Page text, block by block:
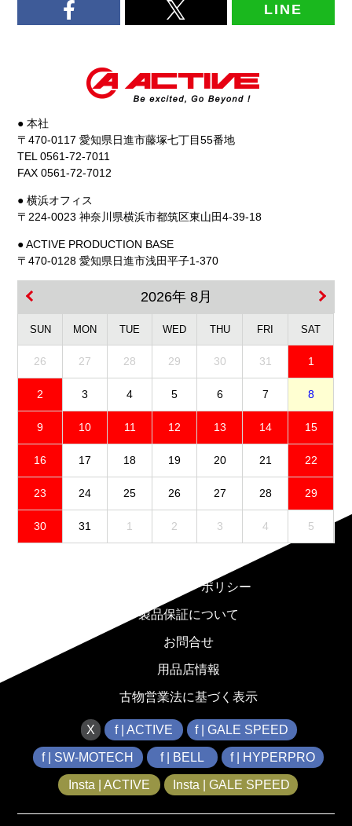
LINE
● 本社
〒470-0117 愛知県日進市藤塚七丁目55番地
TEL 0561-72-7011
FAX 0561-72-7012
● 横浜オフィス
〒224-0023 神奈川県横浜市都筑区東山田4-39-18
● ACTIVE PRODUCTION BASE
〒470-0128 愛知県日進市浅田平子1-370
2026年 8月
SUN MON TUE WED THU FRI SAT
26 27 28 29 30 31 1
2 3 4 5 6 7 8
9 10 11 12 13 14 15
16 17 18 19 20 21 22
23 24 25 26 27 28 29
30 31 1 2 3 4 5
プライバシーポリシー
製品保証について
お問合せ
用品店情報
古物営業法に基づく表示
X f | ACTIVE f | GALE SPEED
f | SW-MOTECH f | BELL f | HYPERPRO
Insta | ACTIVE Insta | GALE SPEED